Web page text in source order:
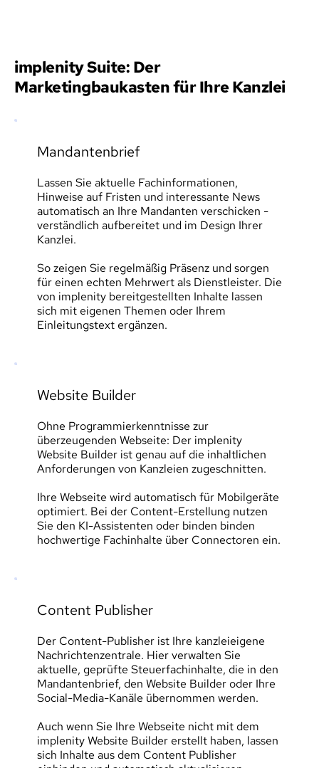
implenity Suite: Der
Marketingbaukasten für Ihre Kanzlei
Mandantenbrief
Lassen Sie aktuelle Fachinformationen,
Hinweise auf Fristen und interessante News
automatisch an Ihre Mandanten verschicken -
verständlich aufbereitet und im Design Ihrer
Kanzlei.
So zeigen Sie regelmäßig Präsenz und sorgen
für einen echten Mehrwert als Dienstleister. Die
von implenity bereitgestellten Inhalte lassen
sich mit eigenen Themen oder Ihrem
Einleitungstext ergänzen.
Website Builder
Ohne Programmierkenntnisse zur
überzeugenden Webseite: Der implenity
Website Builder ist genau auf die inhaltlichen
Anforderungen von Kanzleien zugeschnitten.
Ihre Webseite wird automatisch für Mobilgeräte
optimiert. Bei der Content-Erstellung nutzen
Sie den KI-Assistenten oder binden binden
hochwertige Fachinhalte über Connectoren ein.
Content Publisher
Der Content-Publisher ist Ihre kanzleieigene
Nachrichtenzentrale. Hier verwalten Sie
aktuelle, geprüfte Steuerfachinhalte, die in den
Mandantenbrief, den Website Builder oder Ihre
Social-Media-Kanäle übernommen werden.
Auch wenn Sie Ihre Webseite nicht mit dem
implenity Website Builder erstellt haben, lassen
sich Inhalte aus dem Content Publisher